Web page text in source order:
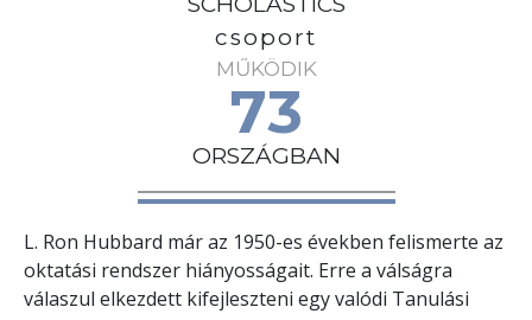
csoport
MŰKÖDIK
73
ORSZÁGBAN
L. Ron Hubbard már az 1950-es években felismerte az
oktatási rendszer hiányosságait. Erre a válságra
válaszul elkezdett kifejleszteni egy valódi Tanulási